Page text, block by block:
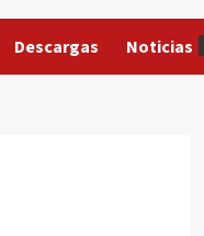
Descargas Noticias